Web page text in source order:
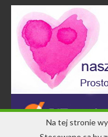
Na tej stronie